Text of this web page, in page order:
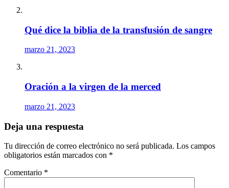
Qué dice la biblia de la transfusión de sangre
marzo 21, 2023
Oración a la virgen de la merced
marzo 21, 2023
Deja una respuesta
Tu dirección de correo electrónico no será publicada. Los campos
obligatorios están marcados con *
Comentario *